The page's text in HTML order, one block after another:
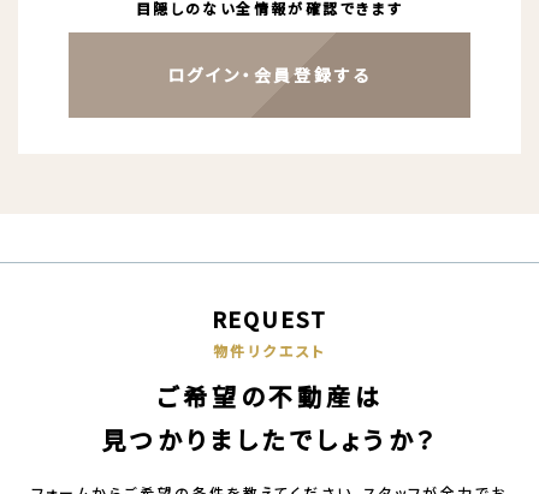
目隠しのない全情報が確認できます
ログイン・会員登録する
REQUEST
物件リクエスト
ご希望の不動産は
見つかりましたでしょうか？